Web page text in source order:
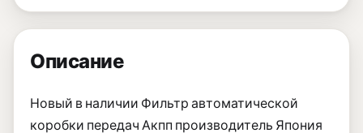
Описание
Новый в наличии Фильтр автоматической
коробки передач Акпп производитель Япония